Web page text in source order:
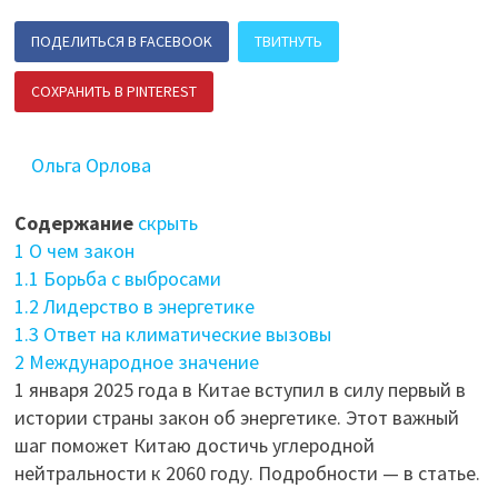
ПОДЕЛИТЬСЯ В FACEBOOK ТВИТНУТЬ
СОХРАНИТЬ В PINTEREST
Ольга Орлова
Содержание скрыть
1 О чем закон
1.1 Борьба с выбросами
1.2 Лидерство в энергетике
1.3 Ответ на климатические вызовы
2 Международное значение
1 января 2025 года в Китае вступил в силу первый в
истории страны закон об энергетике. Этот важный
шаг поможет Китаю достичь углеродной
нейтральности к 2060 году. Подробности — в статье.